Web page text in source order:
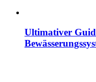
Ultimativer